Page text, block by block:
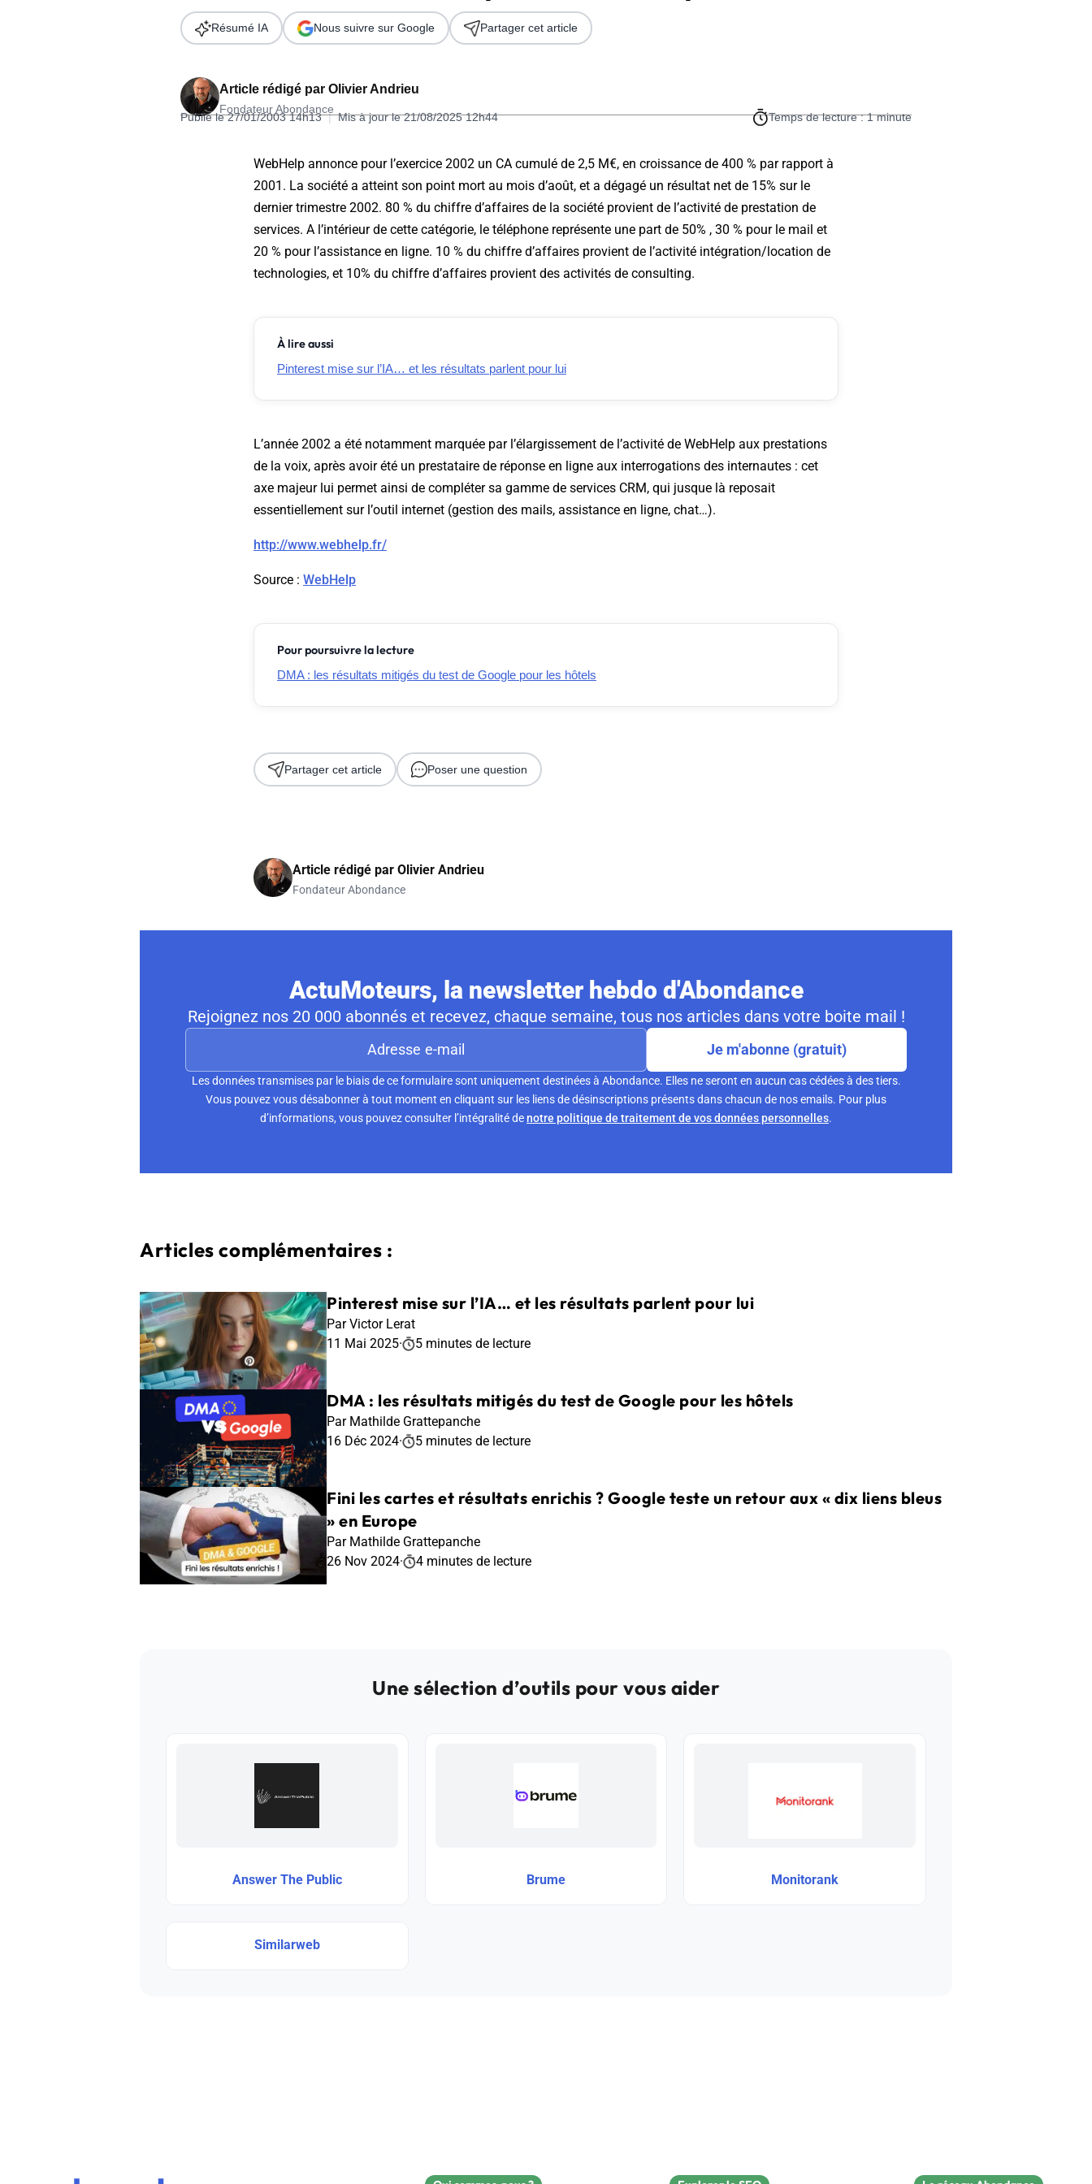
Télécharger l'Ebook
Formation SEO & GEO - Edition 2026
Article rédigé par Olivier Andrieu
Fondateur Abondance
Publié le 27/01/2003 14h13 | Mis à jour le 21/08/2025 12h44 Temps de lecture : 1 minute
Résumé IA Nous suivre sur Google Partager cet article
WebHelp annonce pour l’exercice 2002 un CA cumulé de 2,5 M€, en croissance de 400 % par rapport à
2001. La société a atteint son point mort au mois d’août, et a dégagé un résultat net de 15% sur le
dernier trimestre 2002. 80 % du chiffre d’affaires de la société provient de l’activité de prestation de
services. A l’intérieur de cette catégorie, le téléphone représente une part de 50% , 30 % pour le mail et
20 % pour l’assistance en ligne. 10 % du chiffre d’affaires provient de l’activité intégration/location de
technologies, et 10% du chiffre d’affaires provient des activités de consulting.
À lire aussi
Pinterest mise sur l’IA… et les résultats parlent pour lui
L’année 2002 a été notamment marquée par l’élargissement de l’activité de WebHelp aux prestations
de la voix, après avoir été un prestataire de réponse en ligne aux interrogations des internautes : cet
axe majeur lui permet ainsi de compléter sa gamme de services CRM, qui jusque là reposait
essentiellement sur l’outil internet (gestion des mails, assistance en ligne, chat…).
http://www.webhelp.fr/
Source : WebHelp
Pour poursuivre la lecture
DMA : les résultats mitigés du test de Google pour les hôtels
Partager cet article Poser une question
Article rédigé par Olivier Andrieu
Fondateur Abondance
ActuMoteurs, la newsletter hebdo d'Abondance
Rejoignez nos 20 000 abonnés et recevez, chaque semaine, tous nos articles dans votre boite mail !
Je m'abonne (gratuit)
Les données transmises par le biais de ce formulaire sont uniquement destinées à Abondance. Elles ne seront en aucun cas cédées à des tiers.
Vous pouvez vous désabonner à tout moment en cliquant sur les liens de désinscriptions présents dans chacun de nos emails. Pour plus
d’informations, vous pouvez consulter l’intégralité denotre politique de traitement de vos données personnelles.
Articles complémentaires :
Pinterest mise sur l’IA… et les résultats parlent pour lui
Par Victor Lerat
11 Mai 2025· 5 minutes de lecture
DMA : les résultats mitigés du test de Google pour les hôtels
Par Mathilde Grattepanche
16 Déc 2024· 5 minutes de lecture
Fini les cartes et résultats enrichis ? Google teste un retour aux « dix liens bleus
» en Europe
Par Mathilde Grattepanche
26 Nov 2024· 4 minutes de lecture
Une sélection d’outils pour vous aider
Answer The Public Brume Monitorank
Similarweb